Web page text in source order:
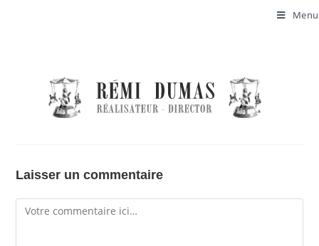
Menu
Laisser un commentaire